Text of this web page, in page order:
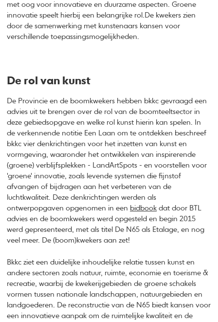
met oog voor innovatieve en duurzame aspecten. Groene
innovatie speelt hierbij een belangrijke rol.De kwekers zien
door de samenwerking met kunstenaars kansen voor
verschillende toepassingsmogelijkheden.
De rol van kunst
De Provincie en de boomkwekers hebben bkkc gevraagd een
advies uit te brengen over de rol van de boomteeltsector in
deze gebiedsopgave en welke rol kunst hierin kan spelen. In
de verkennende notitie Een Laan om te ontdekken beschreef
bkkc vier denkrichtingen voor het inzetten van kunst en
vormgeving, waaronder het ontwikkelen van inspirerende
(groene) verblijfsplekken - LandArtSpots - en voorstellen voor
'groene' innovatie, zoals levende systemen die fijnstof
afvangen of bijdragen aan het verbeteren van de
luchtkwaliteit. Deze denkrichtingen werden als
ontwerpopgaven opgenomen in een bidbook dat door BTL
advies en de boomkwekers werd opgesteld en begin 2015
werd gepresenteerd, met als titel De N65 als Etalage, en nog
veel meer. De (boom)kwekers aan zet!
Bkkc ziet een duidelijke inhoudelijke relatie tussen kunst en
andere sectoren zoals natuur, ruimte, economie en toerisme &
recreatie, waarbij de kwekerijgebieden de groene schakels
vormen tussen nationale landschappen, natuurgebieden en
landgoederen. De reconstructie van de N65 biedt kansen voor
een innovatieve aanpak om de ruimtelijke kwaliteit en de